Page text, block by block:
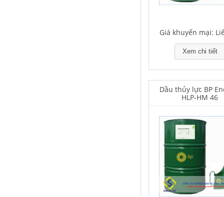
Giá khuyến mại:
Xem chi tiết
Dầu thủy lực BP
HLP-HM 46